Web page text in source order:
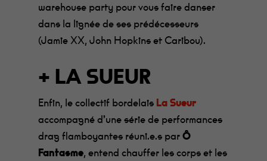
warehouse party pour vous faire danser
dans la lignée de ses prédécesseurs
(Jamie XX, John Hopkins et Caribou).
+ LA SUEUR
Enfin, le collectif bordelais La Sueur
accompagné d’une série de performances
drag flamboyantes réuni.e.s parÔ
Fantasme, entend chauffer les corps et les